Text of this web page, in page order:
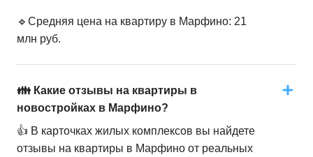
🔹Средняя цена на квартиру в Марфино: 21
млн руб.
👪 Какие отзывы на квартиры в
новостройках в Марфино?
👍 В карточках жилых комплексов вы найдете
отзывы на квартиры в Марфино от реальных